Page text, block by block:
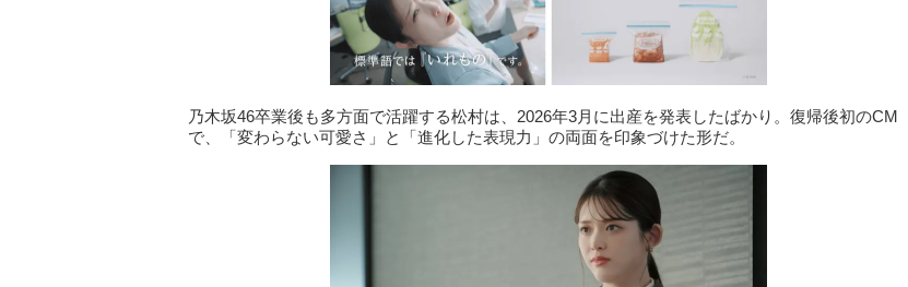
乃木坂46卒業後も多方面で活躍する松村は、2026年3月に出産を発表したばかり。復帰後初のCM
で、「変わらない可愛さ」と「進化した表現力」の両面を印象づけた形だ。